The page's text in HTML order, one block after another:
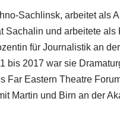
Sachlinsk, arbeitet als
Sachalin und arbeitete
für Journalistik an
bis 2017 war sie
Far Eastern Theatre
Martin und Birn an der